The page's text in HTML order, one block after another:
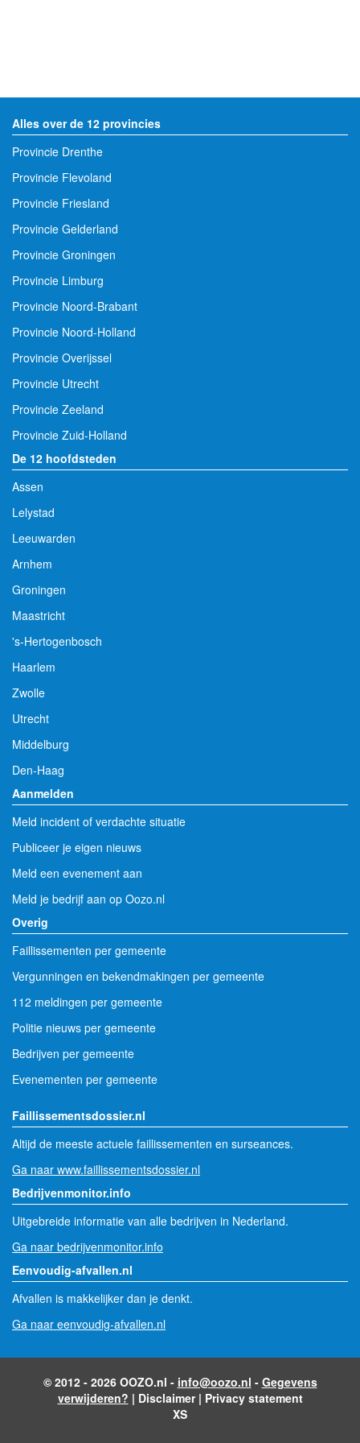
Alles over de 12 provincies
Provincie Drenthe
Provincie Flevoland
Provincie Friesland
Provincie Gelderland
Provincie Groningen
Provincie Limburg
Provincie Noord-Brabant
Provincie Noord-Holland
Provincie Overijssel
Provincie Utrecht
Provincie Zeeland
Provincie Zuid-Holland
De 12 hoofdsteden
Assen
Lelystad
Leeuwarden
Arnhem
Groningen
Maastricht
's-Hertogenbosch
Haarlem
Zwolle
Utrecht
Middelburg
Den-Haag
Aanmelden
Meld incident of verdachte situatie
Publiceer je eigen nieuws
Meld een evenement aan
Meld je bedrijf aan op Oozo.nl
Overig
Faillissementen per gemeente
Vergunningen en bekendmakingen per gemeente
112 meldingen per gemeente
Politie nieuws per gemeente
Bedrijven per gemeente
Evenementen per gemeente
Faillissementsdossier.nl
Altijd de meeste actuele faillissementen en surseances.
Ga naar www.faillissementsdossier.nl
Bedrijvenmonitor.info
Uitgebreide informatie van alle bedrijven in Nederland.
Ga naar bedrijvenmonitor.info
Eenvoudig-afvallen.nl
Afvallen is makkelijker dan je denkt.
Ga naar eenvoudig-afvallen.nl
© 2012 - 2026 OOZO.nl - info@oozo.nl - Gegevens
verwijderen? | Disclaimer| Privacy statement
XS